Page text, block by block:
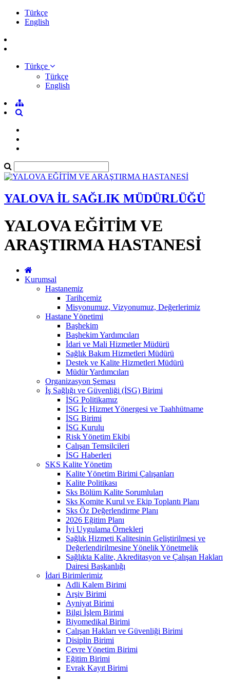
Türkçe
English
Türkçe
Türkçe
English
YALOVA İL SAĞLIK MÜDÜRLÜĞÜ
YALOVA EĞİTİM VE
ARAŞTIRMA HASTANESİ
Kurumsal
Hastanemiz
Tarihçemiz
Misyonumuz, Vizyonumuz, Değerlerimiz
Hastane Yönetimi
Başhekim
Başhekim Yardımcıları
İdari ve Mali Hizmetler Müdürü
Sağlık Bakım Hizmetleri Müdürü
Destek ve Kalite Hizmetleri Müdürü
Müdür Yardımcıları
Organizasyon Şeması
İş Sağlığı ve Güvenliği (İSG) Birimi
İSG Politikamız
İSG İç Hizmet Yönergesi ve Taahhütname
İSG Birimi
İSG Kurulu
Risk Yönetim Ekibi
Çalışan Temsilcileri
İSG Haberleri
SKS Kalite Yönetim
Kalite Yönetim Birimi Çalışanları
Kalite Politikası
Sks Bölüm Kalite Sorumluları
Sks Komite Kurul ve Ekip Toplantı Planı
Sks Öz Değerlendirme Planı
2026 Eğitim Planı
İyi Uygulama Örnekleri
Sağlık Hizmeti Kalitesinin Geliştirilmesi ve
Değerlendirilmesine Yönelik Yönetmelik
Sağlıkta Kalite, Akreditasyon ve Çalışan Hakları
Dairesi Başkanlığı
İdari Birimlerimiz
Adli Kalem Birimi
Arşiv Birimi
Ayniyat Birimi
Bilgi İşlem Birimi
Biyomedikal Birimi
Çalışan Hakları ve Güvenliği Birimi
Disiplin Birimi
Çevre Yönetim Birimi
Eğitim Birimi
Evrak Kayıt Birimi